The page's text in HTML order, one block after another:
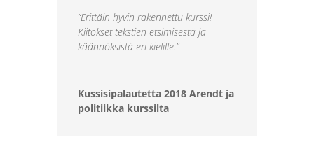
“Erittäin hyvin rakennettu kurssi!
Kiitokset tekstien etsimisestä ja
käännöksistä eri kielille.”
Kussisipalautetta 2018 Arendt ja
politiikka kurssilta